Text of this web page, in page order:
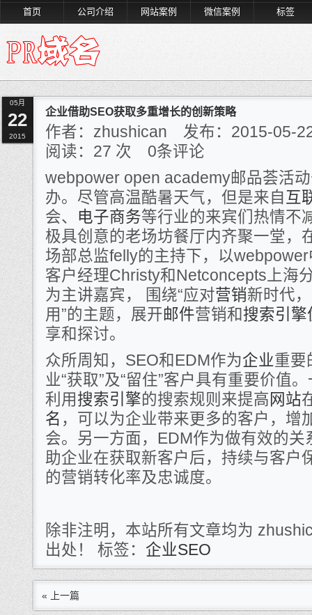
首页 公司介绍 网站案例 微信案例 标签
05月
22
2015
企业借助SEO获取多重增长的创新策略
作者：zhushican 发布：2015-
阅读： 27 次 0条评论
webpower open academy邮品荟活
办。尽管高温酷暑天气，但是来自 互
会、 电子商务等行业的来宾们热情不
极具创意的老场坊餐厅内齐聚一堂，
场部总监felly的主持下，以
客户经理Christy和Netconcepts上海
为主讲嘉宾， 围绕“应对营销新时代，
用”的主题，展开邮件营销和 搜索引擎
享和探讨。
众所周知，SEO和EDM作为企业重要
业“获取”及“留住”客户具有重要价值
利用 搜索引擎的搜索规则来提高 网站
名 ，可以为企业带来更多的客户，增
会。另一方面，EDM作为做有效的
助企业在获取新客户后，持续与客户
的营销转化率及忠诚度。
除非注明，本站所有文章均为
出处！ 标签： 企业SEO
« 上一篇